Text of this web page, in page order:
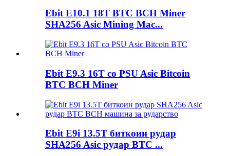
Ebit E10.1 18T BTC BCH Miner
SHA256 Asic Mining Mac...
Ebit E9.3 16T со PSU Asic Bitcoin
BTC BCH Miner
Ebit E9i 13.5T биткоин рудар
SHA256 Asic рудар BTC ...